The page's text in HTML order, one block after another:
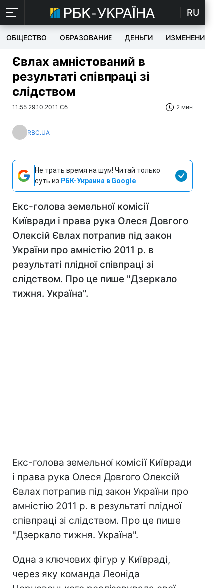
RU
ОБЩЕСТВО ОБРАЗОВАНИЕ ДЕНЬГИ ИЗМЕНЕНИЯ
Євлах амністований в
результаті співпраці зі
слідством
11:55 29.10.2011 Сб 2 мин
RBC.UA
Не трать время на шум! Читай только
суть из РБК-Украина в Google
Екс-голова земельної комісії
Київради і права рука Олеся Довгого
Олексій Євлах потрапив під закон
України про амністію 2011 р. в
результаті плідної співпраці зі
слідством. Про це пише "Дзеркало
тижня. Україна".
Екс-голова земельної комісії Київради
і права рука Олеся Довгого Олексій
Євлах потрапив під закон України про
амністію 2011 р. в результаті плідної
співпраці зі слідством. Про це пише
"Дзеркало тижня. Україна".
Одна з ключових фігур у Київраді,
через яку команда Леоніда